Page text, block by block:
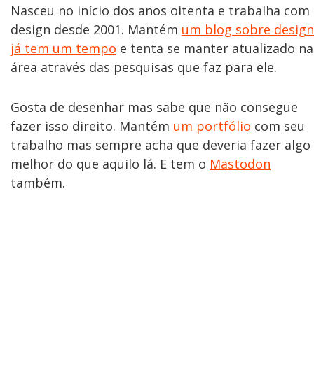
Nasceu no início dos anos oitenta e trabalha com
design desde 2001. Mantém um blog sobre design
já tem um tempo e tenta se manter atualizado na
área através das pesquisas que faz para ele.
Gosta de desenhar mas sabe que não consegue
fazer isso direito. Mantém um portfólio com seu
trabalho mas sempre acha que deveria fazer algo
melhor do que aquilo lá. E tem o Mastodon
também.